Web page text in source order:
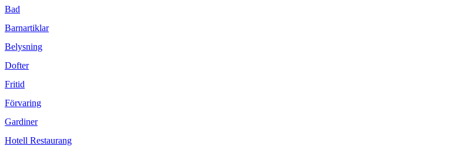
Bad
Barnartiklar
Belysning
Dofter
Fritid
Förvaring
Gardiner
Hotell Restaurang